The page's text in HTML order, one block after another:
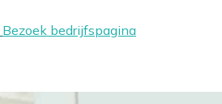
Bezoek bedrijfspagina